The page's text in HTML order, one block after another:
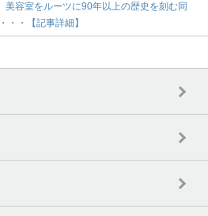
美容室をルーツに90年以上の歴史を刻む同
・・【記事詳細】